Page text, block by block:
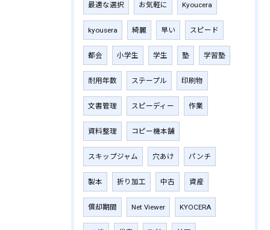
最適な選択 お気軽に Kyoucera
kyousera 綺麗 早い スピード
都会 小学生 学生 塾 学習塾
耐用年数 ステープル 印刷物
文書管理 スピーディー 作業
資料整理 コピー機本舗
スキップジャム 穴あけ パンチ
製本 折り加工 中古 資産
償却期間 Net Viewer KYOCERA